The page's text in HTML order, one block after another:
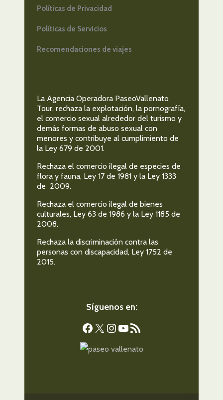
Políticas de Privacidad
Políticas de Servicios
Recomendaciones de viajes
La Agencia Operadora PaseoVallenato
Tour, rechaza la explotación, la pornografía,
el comercio sexual alrededor del turismo y
demás formas de abuso sexual con
menores y contribuye al cumplimiento de
la Ley 679 de 2001.
Rechaza el comercio ilegal de especies de
flora y fauna, Ley 17 de 1981 y la Ley 1333
de 2009.
Rechaza el comercio ilegal de bienes
culturales, Ley 63 de 1986 y la Ley 1185 de
2008.
Rechaza la discriminación contra las
personas con discapacidad, Ley 1752 de
2015.
Síguenos en:
Facebook
X Instagram
YouTube
Feed RSS